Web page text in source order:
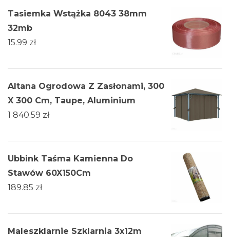
Tasiemka Wstążka 8043 38mm
32mb
15.99 zł
Altana Ogrodowa Z Zasłonami, 300
X 300 Cm, Taupe, Aluminium
1 840.59 zł
Ubbink Taśma Kamienna Do
Stawów 60X150Cm
189.85 zł
Maleszklarnie Szklarnia 3х12m